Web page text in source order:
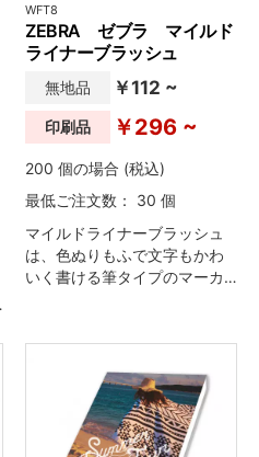
WFT8
ZEBRA ゼブラ マイルド
ライナーブラッシュ
無地品 ￥112 ~
印刷品 ￥296 ~
200 個の場合 (税込)
最低ご注文数： 30 個
マイルドライナーブラッシュ
は、色ぬりもふで文字もかわ
いく書ける筆タイプのマーカ